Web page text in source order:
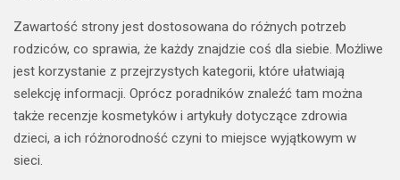
Zawartość strony jest dostosowana do różnych potrzeb
rodziców, co sprawia, że każdy znajdzie coś dla siebie. Możliwe
jest korzystanie z przejrzystych kategorii, które ułatwiają
selekcję informacji. Oprócz poradników znaleźć tam można
także recenzje kosmetyków i artykuły dotyczące zdrowia
dzieci, a ich różnorodność czyni to miejsce wyjątkowym w
sieci.